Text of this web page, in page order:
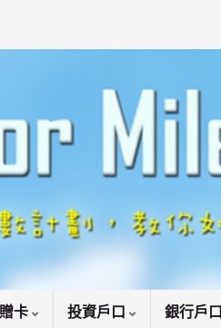
卡 投資戶口 銀行戶